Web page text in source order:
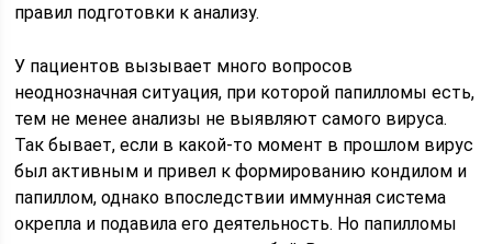
правил подготовки к анализу.
У пациентов вызывает много вопросов
неоднозначная ситуация, при которой папилломы есть,
тем не менее анализы не выявляют самого вируса.
Так бывает, если в какой-то момент в прошлом вирус
был активным и привел к формированию кондилом и
папиллом, однако впоследствии иммунная система
окрепла и подавила его деятельность. Но папилломы